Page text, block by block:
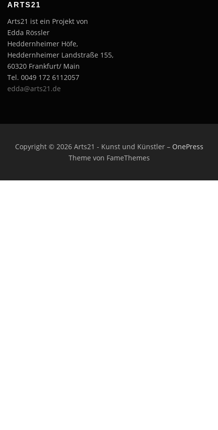
ARTS21
Arts21 ist ein Projekt von
Edda Rössler
Heddernheimer Höfe,
Heddernheimer Landstraße 155,
60320 Frankfurt/ Main
Tel. 0049 172 6112057
edda@arts21.de
Copyright © 2026 Arts21 - Kunst und Künstler – OnePress
Theme von FameThemes